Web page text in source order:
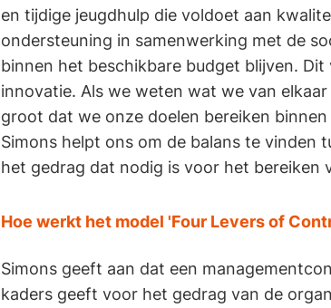
en tijdige jeugdhulp die voldoet aan
ondersteuning in samenwerking met de
binnen het beschikbare budget blijven.
innovatie. Als we weten wat we van
groot dat we onze doelen bereiken
Simons helpt ons om de balans te vinden
het gedrag dat nodig is voor het bereiken
Hoe werkt het model 'Four Levers of
Simons geeft aan dat een
kaders geeft voor het gedrag van de